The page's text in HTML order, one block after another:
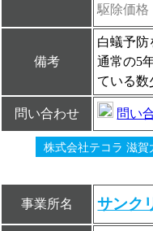
駆除価格
備考
白蟻予防
通常の5
ている数
問い合わせ 問い
株式会社テコラ 滋賀
事業所名 サンク